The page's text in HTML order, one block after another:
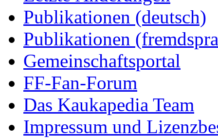
Publikationen (deutsch)
Publikationen
Gemeinschaftsportal
FF-Fan-Forum
Das Kaukapedia Team
Impressum und